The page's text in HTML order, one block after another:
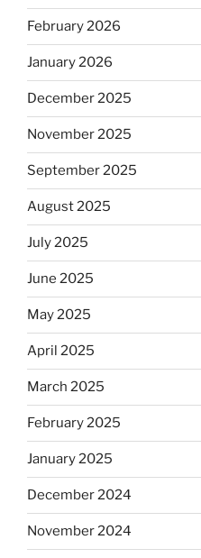
February 2026
January 2026
December 2025
November 2025
September 2025
August 2025
July 2025
June 2025
May 2025
April 2025
March 2025
February 2025
January 2025
December 2024
November 2024